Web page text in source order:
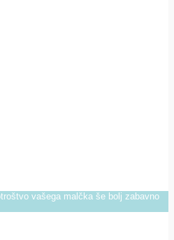
vašega malčka še bolj zabavno